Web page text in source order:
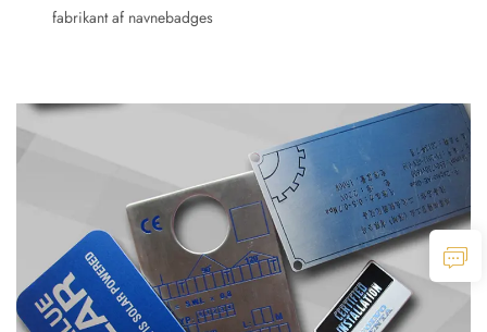
fabrikant af navnebadges